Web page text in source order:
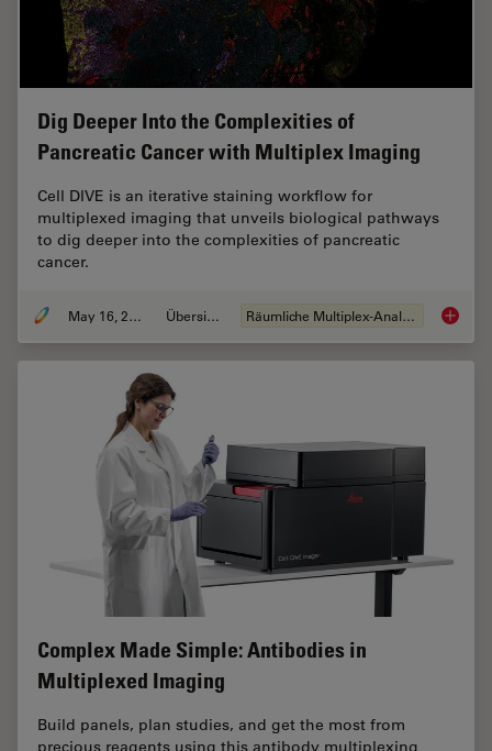
Dig Deeper Into the Complexities of
Pancreatic Cancer with Multiplex Imaging
Cell DIVE is an iterative staining workflow for
multiplexed imaging that unveils biological pathways
to dig deeper into the complexities of pancreatic
cancer.
May 16, 2023 Übersicht Räumliche Multiplex-Analyse Dig
Complex Made Simple: Antibodies in
Multiplexed Imaging
Build panels, plan studies, and get the most from
precious reagents using this antibody multiplexing